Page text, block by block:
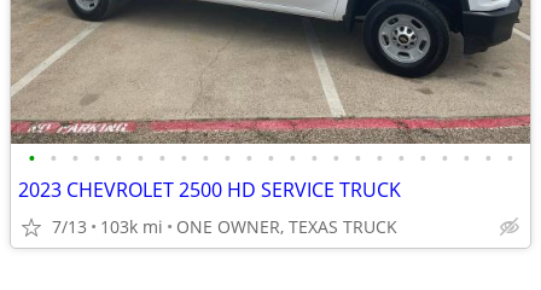
• • • • • • • • • • • • • • • • • • • • • • •
2023 CHEVROLET 2500 HD SERVICE TRUCK
7/13 103k mi ONE OWNER, TEXAS TRUCK